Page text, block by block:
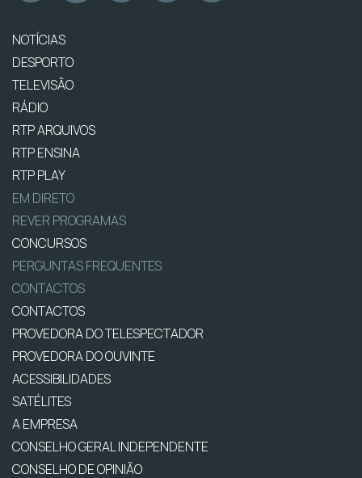
NOTÍCIAS
DESPORTO
TELEVISÃO
RÁDIO
RTP ARQUIVOS
RTP ENSINA
RTP PLAY
EM DIRETO
REVER PROGRAMAS
CONCURSOS
PERGUNTAS FREQUENTES
CONTACTOS
CONTACTOS
PROVEDORA DO TELESPECTADOR
PROVEDORA DO OUVINTE
ACESSIBILIDADES
SATÉLITES
A EMPRESA
CONSELHO GERAL INDEPENDENTE
CONSELHO DE OPINIÃO